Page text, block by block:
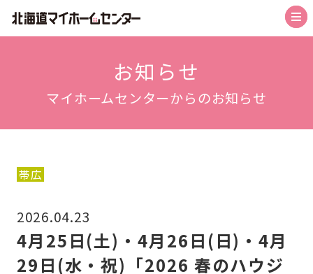
函館会場
帯広会場
お知らせ
マイホームセンターからのお知らせ
帯広
2026.04.23
4月25日(土)・4月26日(日)・4月
29日(水・祝)「2026 春のハウジ